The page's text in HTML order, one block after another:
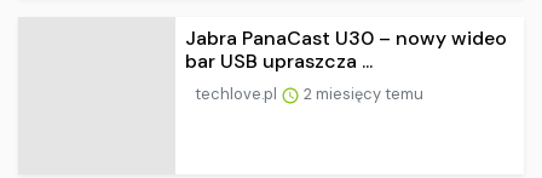
Jabra PanaCast U30 – nowy wideo
bar USB upraszcza ...
techlove.pl 2 miesięcy temu